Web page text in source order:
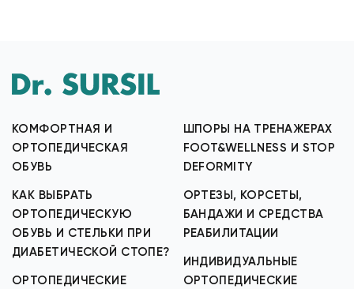
КОМФОРТНАЯ И
ОРТОПЕДИЧЕСКАЯ
ОБУВЬ
КАК ВЫБРАТЬ
ОРТОПЕДИЧЕСКУЮ
ОБУВЬ И СТЕЛЬКИ ПРИ
ДИАБЕТИЧЕСКОЙ СТОПЕ?
ОРТОПЕДИЧЕСКИЕ
ШПОРЫ НА ТРЕНАЖЕРАХ
FOOT&WELLNESS И STOP
DEFORMITY
ОРТЕЗЫ, КОРСЕТЫ,
БАНДАЖИ И СРЕДСТВА
РЕАБИЛИТАЦИИ
ИНДИВИДУАЛЬНЫЕ
ОРТОПЕДИЧЕСКИЕ